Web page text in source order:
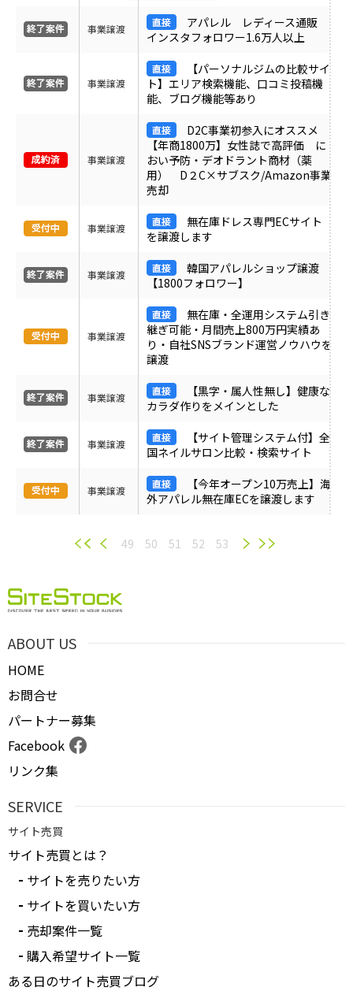
事業譲渡
アパレル レディース通販
インスタフォロワー1.6万人以上
事業譲渡
【パーソナルジムの比較サイ
ト】エリア検索機能、口コミ投稿機
能、ブログ機能等あり
事業譲渡
D2C事業初参入にオススメ
【年商1800万】女性誌で高評価 に
おい予防・デオドラント商材（薬
用） D２C×サブスク/Amazon事業
売却
事業譲渡
無在庫ドレス専門ECサイト
を譲渡します
事業譲渡
韓国アパレルショップ譲渡
【1800フォロワー】
事業譲渡
無在庫・全運用システム引き
継ぎ可能・月間売上800万円実績あ
り・自社SNSブランド運営ノウハウを
譲渡
事業譲渡
【黒字・属人性無し】健康な
カラダ作りをメインとした
事業譲渡
【サイト管理システム付】全
国ネイルサロン比較・検索サイト
事業譲渡
【今年オープン10万売上】海
外アパレル無在庫ECを譲渡します
49 50 51 52 53
ABOUT US
HOME
お問合せ
パートナー募集
Facebook
リンク集
SERVICE
サイト売買
サイト売買とは？
サイトを売りたい方
サイトを買いたい方
売却案件一覧
購入希望サイト一覧
ある日のサイト売買ブログ